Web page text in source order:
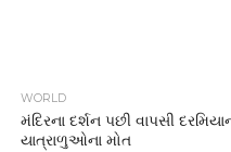
WORLD
મંદિરના દર્શન પછી વાપસી
યાત્રાળુઓના મોત